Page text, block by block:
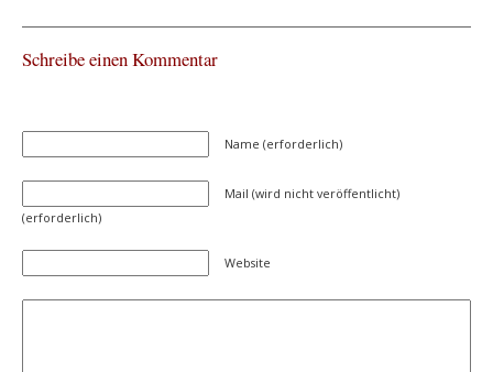
Schreibe einen Kommentar
Name (erforderlich)
Mail (wird nicht veröffentlicht)
(erforderlich)
Website